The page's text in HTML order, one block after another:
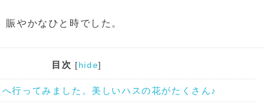
賑やかなひと時でした。
目次 [ hide]
行ってみました。美しいハスの花がたくさん♪